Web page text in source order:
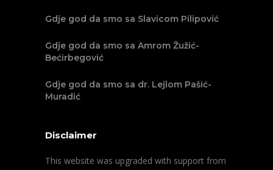
Gdje god da smo sa Slavicom Pilipović
Gdje god da smo sa Amrom Žužić-
Bećirbegović
Gdje god da smo sa dr. Lejlom Pašić-
Muradić
Disclaimer
This website was upgraded with support from